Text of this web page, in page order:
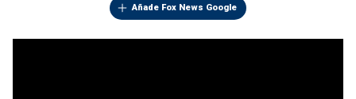
Añade Fox News Google